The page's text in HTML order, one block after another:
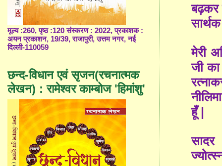
मेरी
जी
हूँ |
सादर
मूल्य :260, पृष्ठ :120 संस्करण : 2022, प्रकाशक :
अयन प्रकाशन, 19/39, राजापुरी, उत्तम नगर, नई
दिल्ली-110059
छन्द-विधान एवं सृजन(रचनात्मक
लेखन) : रामेश्वर काम्बोज 'हिमांशु'